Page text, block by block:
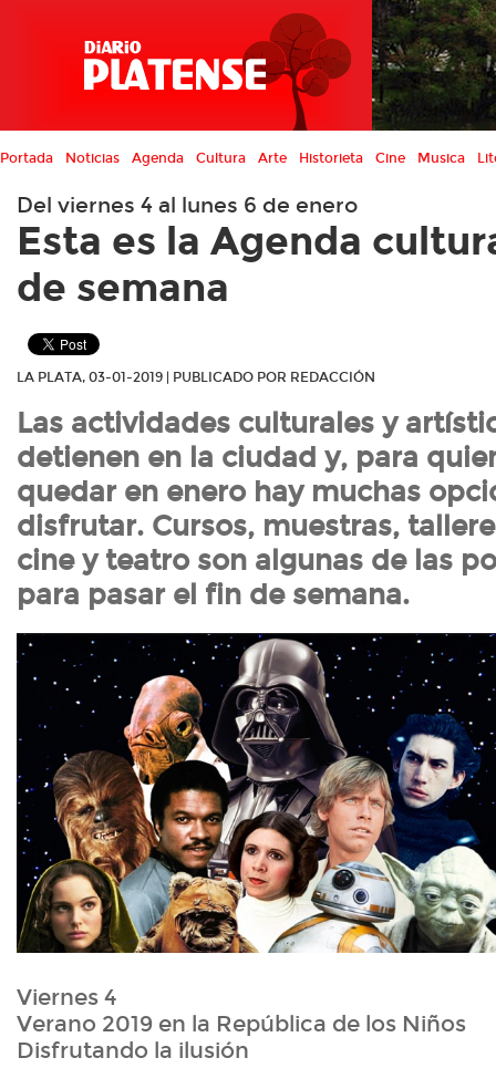
Portada Noticias Agenda Cultura Arte Historieta Cine Musica
Del viernes 4 al lunes 6 de enero
Esta es la Agenda
de semana
LA PLATA, 03-01-2019 | PUBLICADO POR REDACCIÓN
Las actividades culturales y
detienen en la ciudad y, para
quedar en enero hay muchas
disfrutar. Cursos, muestras,
cine y teatro son algunas de las
para pasar el fin de semana.
Viernes 4
Verano 2019 en la República de los Niños
Disfrutando la ilusión